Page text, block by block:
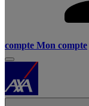
compte Mon compte